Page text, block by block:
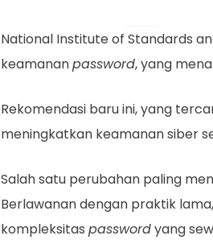
National Institute of Standards
keamananpassword, yang
Rekomendasi baru ini, yang
meningkatkan keamanan siber
Salah satu perubahan paling
Berlawanan dengan praktik
kompleksitas passwordyang